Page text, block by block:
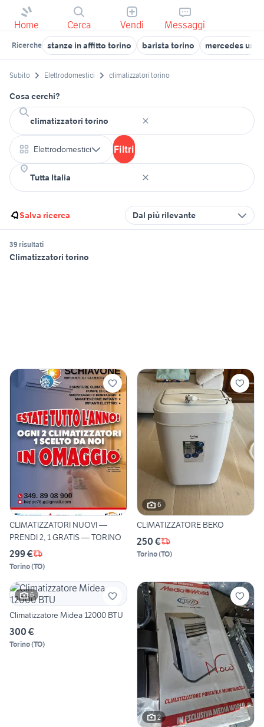
Home Cerca Vendi Messaggi
Ricerche stanze in affitto torino barista torino mercedes
Subito Elettrodomestici climatizzatori torino
Cosa cerchi?
Elettrodomestici Filtri
Salva ricerca Dal più rilevante
39 risultati
Climatizzatori torino
CLIMATIZZATORI NUOVI —
PRENDI 2, 1 GRATIS — TORINO
299 €
Torino(TO)
6
CLIMATIZZATORE BEKO
250 €
Torino(TO)
6
Climatizzatore Midea 12000 BTU
300 €
Torino(TO)
2